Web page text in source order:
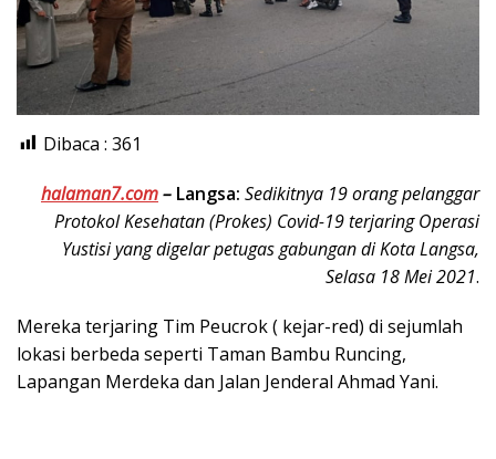
Dibaca : 361
halaman7.com– Langsa: Sedikitnya 19 orang pelanggar
Protokol Kesehatan (Prokes) Covid-19 terjaring Operasi
Yustisi yang digelar petugas gabungan di Kota Langsa,
Selasa 18 Mei 2021.
Mereka terjaring Tim Peucrok ( kejar-red) di sejumlah
lokasi berbeda seperti Taman Bambu Runcing,
Lapangan Merdeka dan Jalan Jenderal Ahmad Yani.